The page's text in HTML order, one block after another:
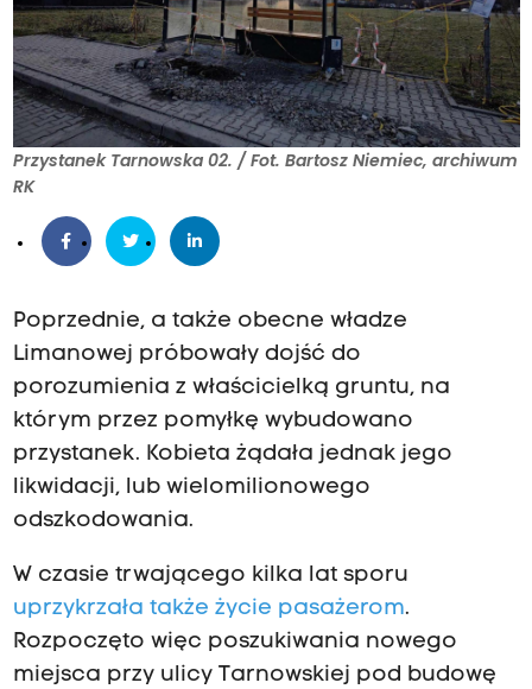
Przystanek Tarnowska 02. / Fot. Bartosz Niemiec, archiwum
RK
Poprzednie, a także obecne władze
Limanowej próbowały dojść do
porozumienia z właścicielką gruntu, na
którym przez pomyłkę wybudowano
przystanek. Kobieta żądała jednak jego
likwidacji, lub wielomilionowego
odszkodowania.
W czasie trwającego kilka lat sporu
uprzykrzała także życie pasażerom.
Rozpoczęto więc poszukiwania nowego
miejsca przy ulicy Tarnowskiej pod budowę